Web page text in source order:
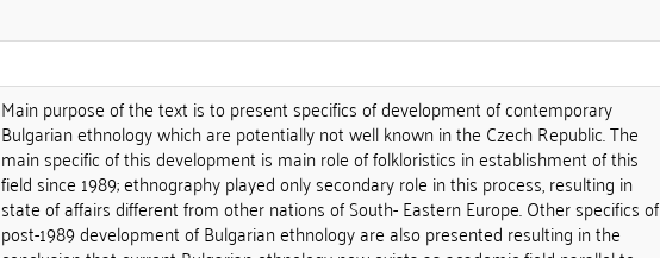
Main purpose of the text is to present specifics of development of contemporary
Bulgarian ethnology which are potentially not well known in the Czech Republic. The
main specific of this development is main role of folkloristics in establishment of this
field since 1989; ethnography played only secondary role in this process, resulting in
state of affairs different from other nations of South- Eastern Europe. Other specifics of
post-1989 development of Bulgarian ethnology are also presented resulting in the